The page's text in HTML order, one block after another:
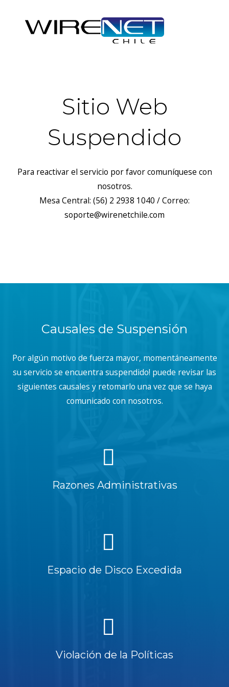
Sitio Web
Suspendido
Para reactivar el servicio por favor comuníquese con
nosotros.
Mesa Central: (56) 2 2938 1040 / Correo:
soporte@wirenetchile.com
Causales de Suspensión
Por algún motivo de fuerza mayor, momentáneamente
su servicio se encuentra suspendido! puede revisar las
siguientes causales y retomarlo una vez que se haya
comunicado con nosotros.
Razones Administrativas
Espacio de Disco Excedida
Violación de la Políticas